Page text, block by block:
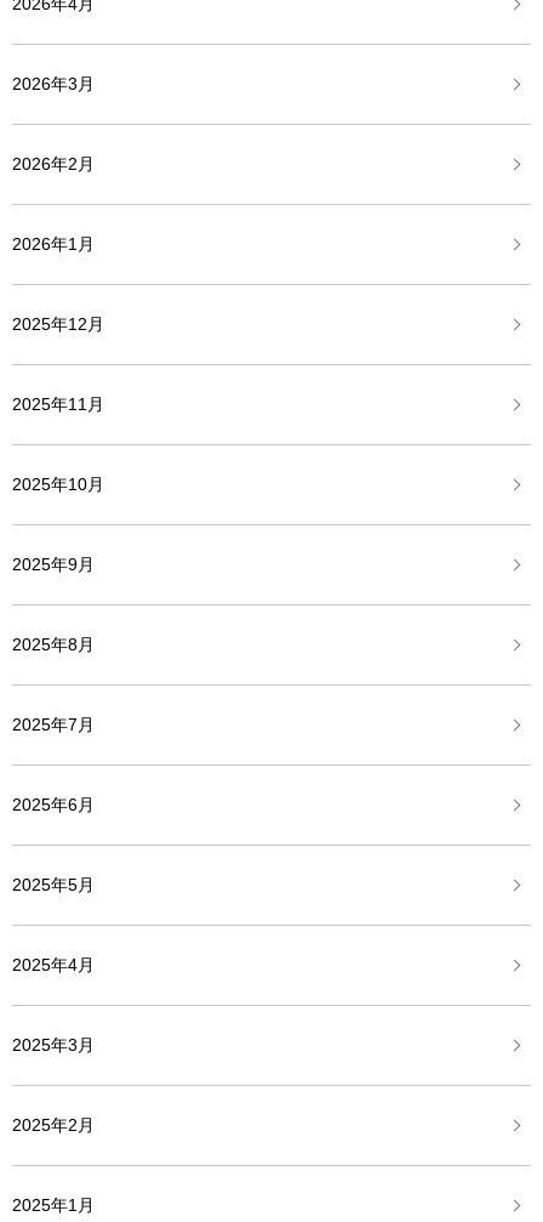
2026年3月
2026年2月
2026年1月
2025年12月
2025年11月
2025年10月
2025年9月
2025年8月
2025年7月
2025年6月
2025年5月
2025年4月
2025年3月
2025年2月
2025年1月